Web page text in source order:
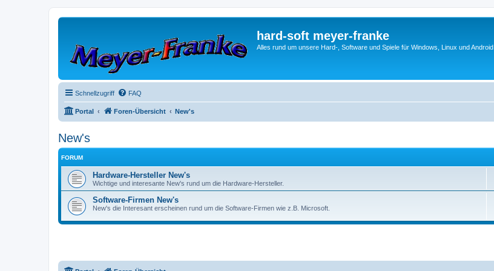
hard-soft meyer-franke
Alles rund um unsere Hard-, Software und Spiele für Windows, Linux und Android
Schnellzugriff FAQ
Portal Foren-Übersicht New's
New's
FORUM
Hardware-Hersteller New's
Wichtige und interesante New's rund um die Hardware-Hersteller.
Software-Firmen New's
New's die Interesant erscheinen rund um die Software-Firmen wie z.B. Microsoft.